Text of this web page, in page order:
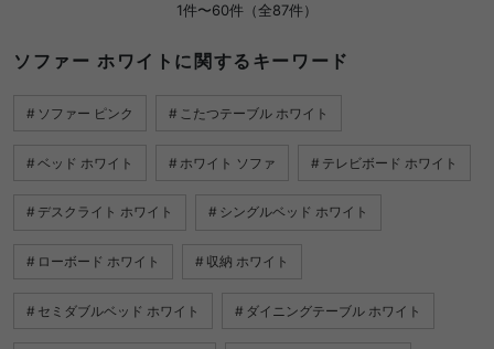
1件〜60件（全87件）
ソファー ホワイトに関するキーワード
ソファー ピンク こたつテーブル ホワイト
ベッド ホワイト ホワイト ソファ テレビボード ホワイト
デスクライト ホワイト シングルベッド ホワイト
ローボード ホワイト 収納 ホワイト
セミダブルベッド ホワイト ダイニングテーブル ホワイト